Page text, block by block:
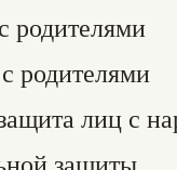
родителями
родителями
лиц с